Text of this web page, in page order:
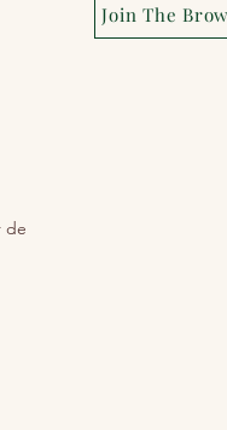
Join The
de